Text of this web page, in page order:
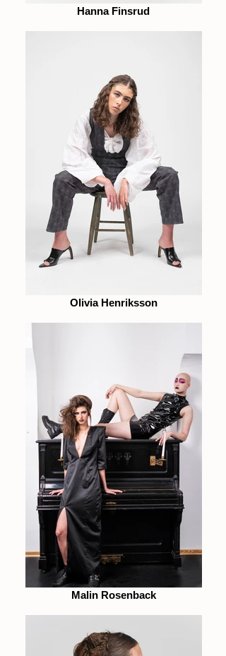
Hanna Finsrud
Olivia Henriksson
Malin Rosenback